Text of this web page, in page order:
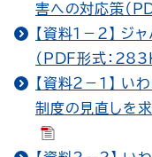
害への対応策（
【資料１－２】
（PDF形式：
【資料２－１】
制度の見直しを